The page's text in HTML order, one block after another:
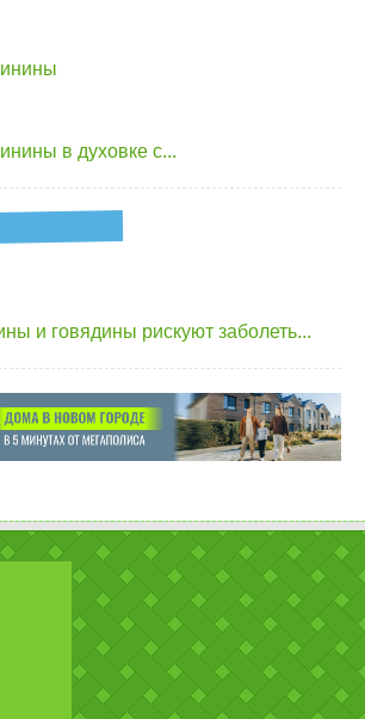
в духовке с...
и говядины рискуют заболеть...